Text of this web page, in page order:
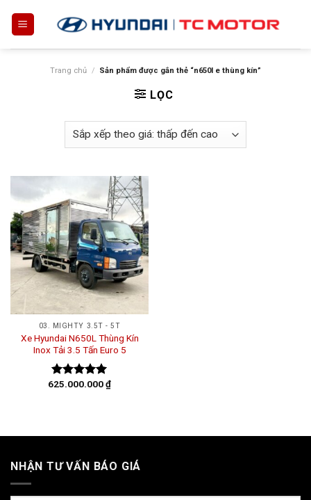
Trang chủ / Sản phẩm được gắn thẻ “n650l e thùng kín”
LỌC
03. MIGHTY 3.5T - 5T
Xe Hyundai N650L Thùng Kín
Inox Tải 3.5 Tấn Euro 5
Được xếp
625.000.000₫
NHẬN TƯ VẤN BÁO GIÁ